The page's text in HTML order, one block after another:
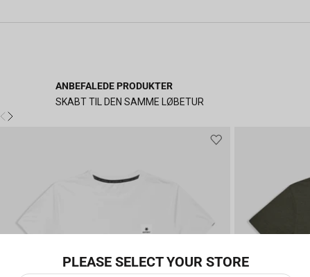
ANBEFALEDE PRODUKTER
SKABT TIL DEN SAMME LØBETUR
PLEASE SELECT YOUR STORE